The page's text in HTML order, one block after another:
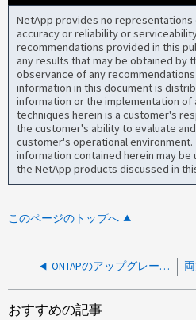
NetApp provides no
accuracy or reliability or
recommendations provided in this
any results that may be obtained by
observance of any
information in this document is
information or the implementation of
techniques herein is a customer's
the customer's ability to evaluate
customer's operational environment.
information contained herein may
the NetApp products discussed in
このページのトップへ
ONTAPのアップグレード中にasup.smtp.dropエラーメッセージを受信
おすすめの記事